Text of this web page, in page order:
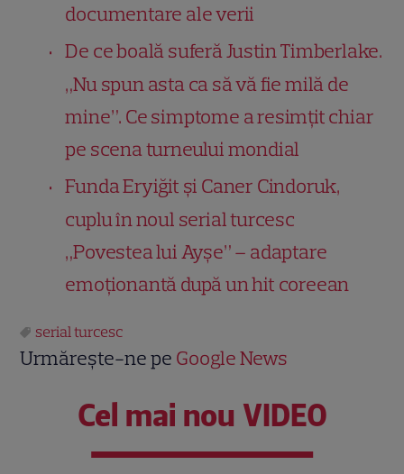
documentare ale verii
De ce boală suferă Justin Timberlake.
„Nu spun asta ca să vă fie milă de
mine”. Ce simptome a resimțit chiar
pe scena turneului mondial
Funda Eryiğit și Caner Cindoruk,
cuplu în noul serial turcesc
„Povestea lui Ayşe” – adaptare
emoționantă după un hit coreean
serial turcesc
Urmărește-ne pe Google News
Cel mai nou VIDEO